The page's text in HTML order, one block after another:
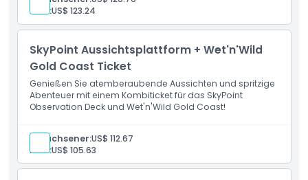
Kind:US$ 123.24
SkyPoint Aussichtsplattform + Wet'n'Wild
Gold Coast Ticket
Genießen Sie atemberaubende Aussichten und spritzige
Abenteuer mit einem Kombiticket für das SkyPoint
Observation Deck und Wet'n'Wild Gold Coast!
Erwachsener:US$ 112.67
Kind:US$ 105.63